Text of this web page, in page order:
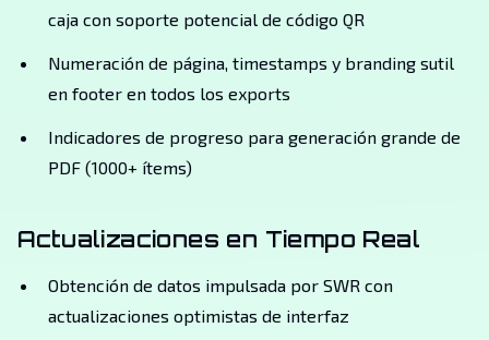
caja con soporte potencial de código QR
Numeración de página, timestamps y branding sutil
en footer en todos los exports
Indicadores de progreso para generación grande de
PDF (1000+ ítems)
Actualizaciones en Tiempo Real
Obtención de datos impulsada por SWR con
actualizaciones optimistas de interfaz